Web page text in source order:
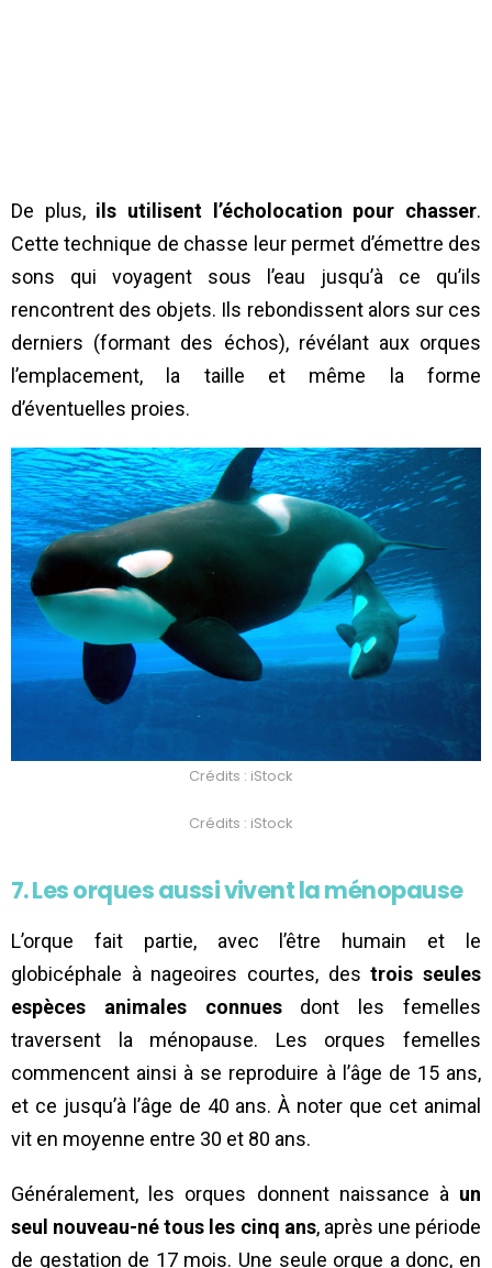
De plus, ils utilisent l’écholocation pour chasser.
Cette technique de chasse leur permet d’émettre des
sons qui voyagent sous l’eau jusqu’à ce qu’ils
rencontrent des objets. Ils rebondissent alors sur ces
derniers (formant des échos), révélant aux orques
l’emplacement, la taille et même la forme
d’éventuelles proies.
Crédits : iStock
Crédits : iStock
7. Les orques aussi vivent la ménopause
L’orque fait partie, avec l’être humain et le
globicéphale à nageoires courtes, des trois seules
espèces animales connuesdont les femelles
traversent la ménopause. Les orques femelles
commencent ainsi à se reproduire à l’âge de 15 ans,
et ce jusqu’à l’âge de 40 ans. À noter que cet animal
vit en moyenne entre 30 et 80 ans.
Généralement, les orques donnent naissance à un
seul nouveau-né tous les cinq ans, après une période
de gestation de 17 mois. Une seule orque a donc, en